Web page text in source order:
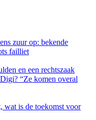
zuur op: bekende
failliet
en een rechtszaak
“Ze komen overal
wat is de toekomst voor